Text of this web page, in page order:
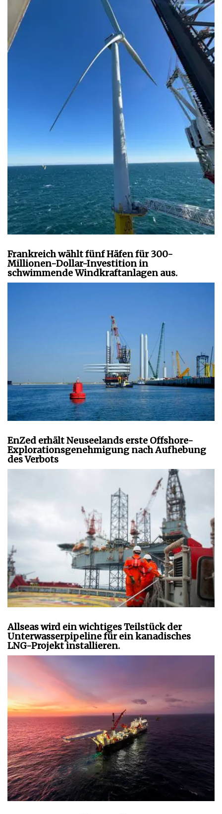
Frankreich wählt fünf Häfen für 300-
Millionen-Dollar-Investition in
schwimmende Windkraftanlagen aus.
EnZed erhält Neuseelands erste Offshore-
Explorationsgenehmigung nach Aufhebung
des Verbots
Allseas wird ein wichtiges Teilstück der
Unterwasserpipeline für ein kanadisches
LNG-Projekt installieren.